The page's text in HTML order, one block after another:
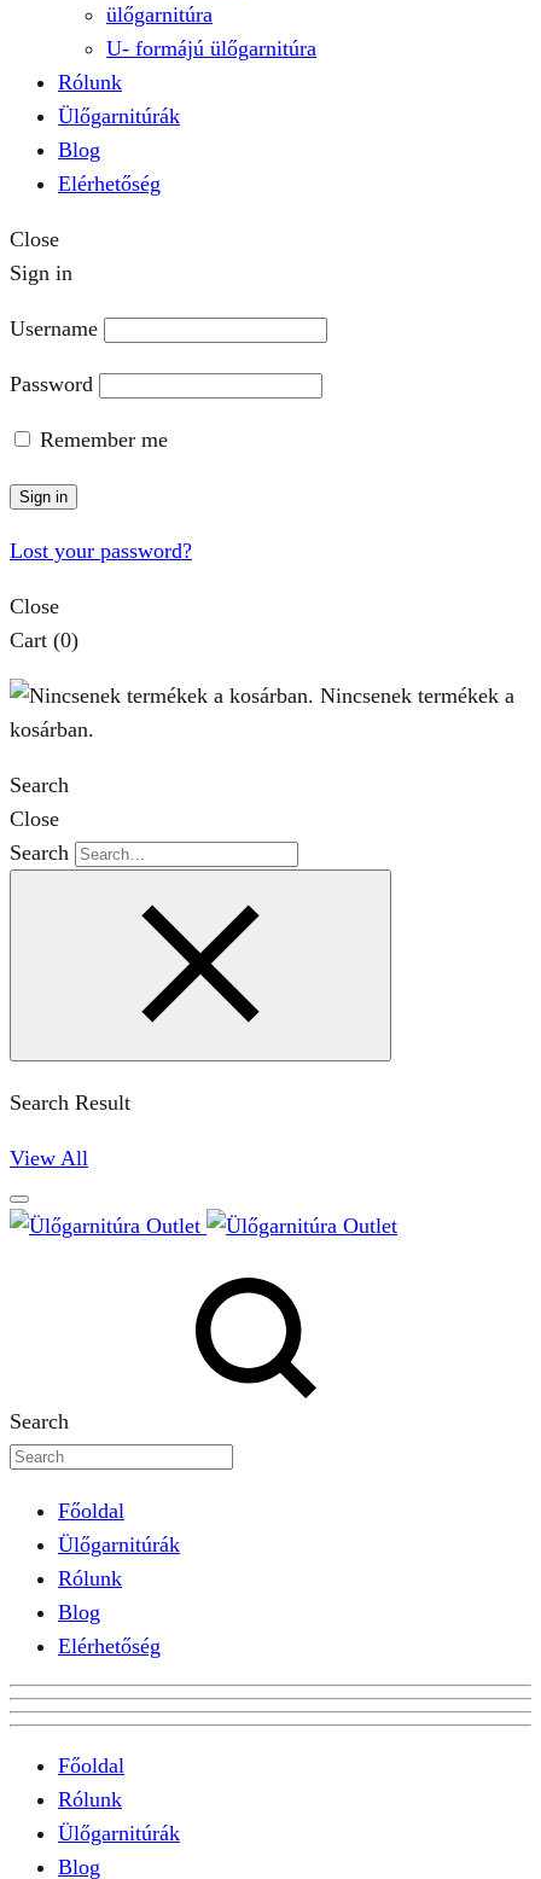
ülőgarnitúra
U- formájú ülőgarnitúra
Rólunk
Ülőgarnitúrák
Blog
Elérhetőség
Close
Sign in
Username
Password
Remember me
Sign in
Lost your password?
Close
Cart (0)
Nincsenek termékek a
kosárban.
Search
Close
Search
Search Result
View All
Search
Főoldal
Ülőgarnitúrák
Rólunk
Blog
Elérhetőség
Főoldal
Rólunk
Ülőgarnitúrák
Blog